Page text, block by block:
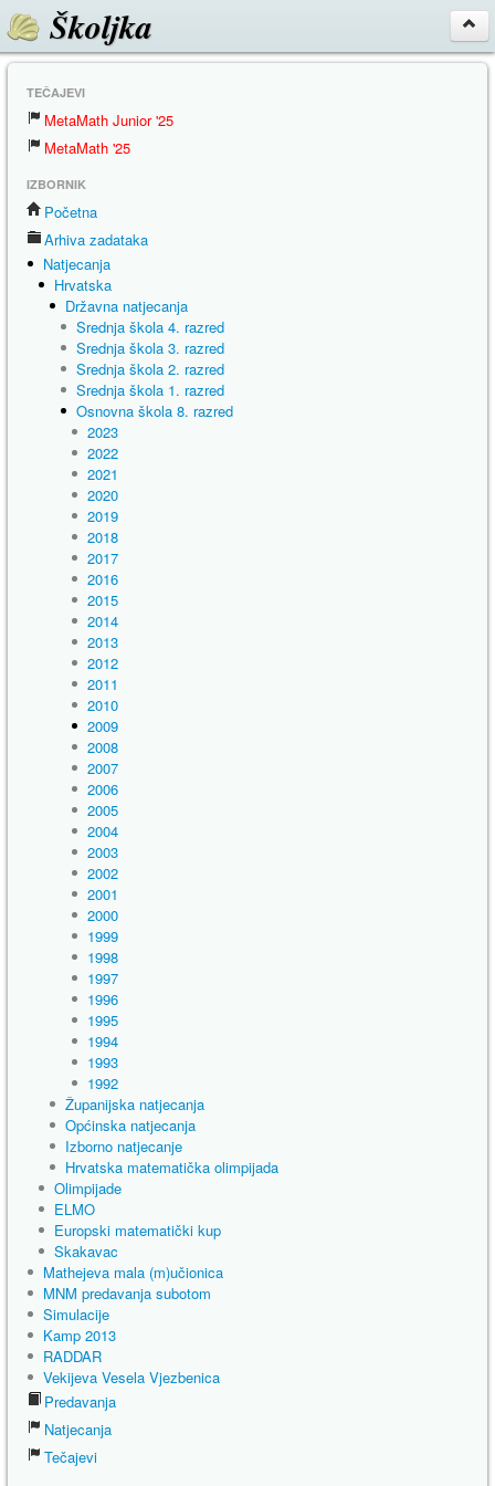
Školjka
TEČAJEVI
MetaMath Junior '25
MetaMath '25
IZBORNIK
Početna
Arhiva zadataka
Natjecanja
Hrvatska
Državna natjecanja
Srednja škola 4. razred
Srednja škola 3. razred
Srednja škola 2. razred
Srednja škola 1. razred
Osnovna škola 8. razred
2023
2022
2021
2020
2019
2018
2017
2016
2015
2014
2013
2012
2011
2010
2009
2008
2007
2006
2005
2004
2003
2002
2001
2000
1999
1998
1997
1996
1995
1994
1993
1992
Županijska natjecanja
Općinska natjecanja
Izborno natjecanje
Hrvatska matematička olimpijada
Olimpijade
ELMO
Europski matematički kup
Skakavac
Mathejeva mala (m)učionica
MNM predavanja subotom
Simulacije
Kamp 2013
RADDAR
Vekijeva Vesela Vjezbenica
Predavanja
Natjecanja
Tečajevi